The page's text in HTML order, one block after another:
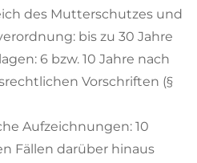
des Mutterschutzes und
bis zu 30 Jahre
6 bzw. 10 Jahre nach
Vorschriften (§
Aufzeichnungen: 10
Fällen darüber hinaus